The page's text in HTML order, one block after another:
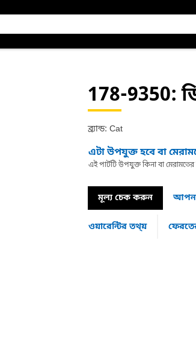
178-9350:
ব্র্যান্ড: Cat
এটা উপযুক্ত হবে বা
এই পার্টটি উপযুক্ত কিনা বা
মূল্য চেক করুন
ওয়ারেন্টির তথ্য়